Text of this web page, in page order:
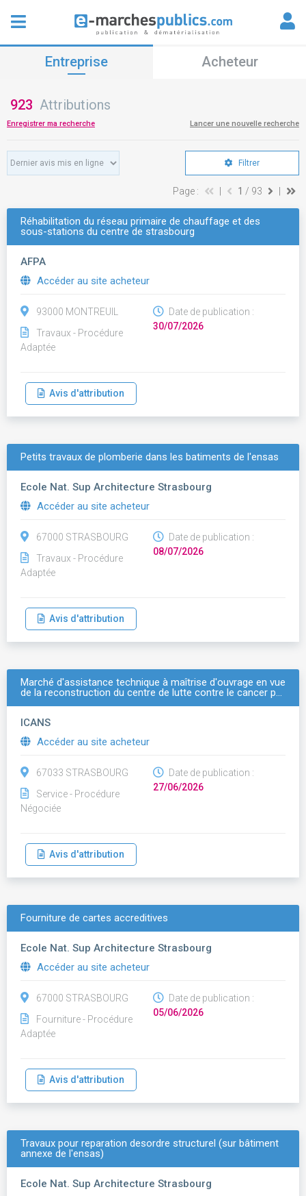
Entreprise Acheteur
923 Attributions
Enregistrer ma recherche Lancer une nouvelle recherche
Filtrer
Page : 1 / 93
Réhabilitation du réseau primaire de chauffage et des
sous-stations du centre de strasbourg
AFPA
Accéder au site acheteur
93000 MONTREUIL
Travaux - Procédure
Adaptée
Date de publication :
30/07/2026
Avis d'attribution
Petits travaux de plomberie dans les batiments de l'ensas
Ecole Nat. Sup Architecture Strasbourg
Accéder au site acheteur
67000 STRASBOURG
Travaux - Procédure
Adaptée
Date de publication :
08/07/2026
Avis d'attribution
Marché d'assistance technique à maîtrise d'ouvrage en vue
de la reconstruction du centre de lutte contre le cancer p…
ICANS
Accéder au site acheteur
67033 STRASBOURG
Service - Procédure
Négociée
Date de publication :
27/06/2026
Avis d'attribution
Fourniture de cartes accreditives
Ecole Nat. Sup Architecture Strasbourg
Accéder au site acheteur
67000 STRASBOURG
Fourniture - Procédure
Adaptée
Date de publication :
05/06/2026
Avis d'attribution
Travaux pour reparation desordre structurel (sur bâtiment
annexe de l'ensas)
Ecole Nat. Sup Architecture Strasbourg